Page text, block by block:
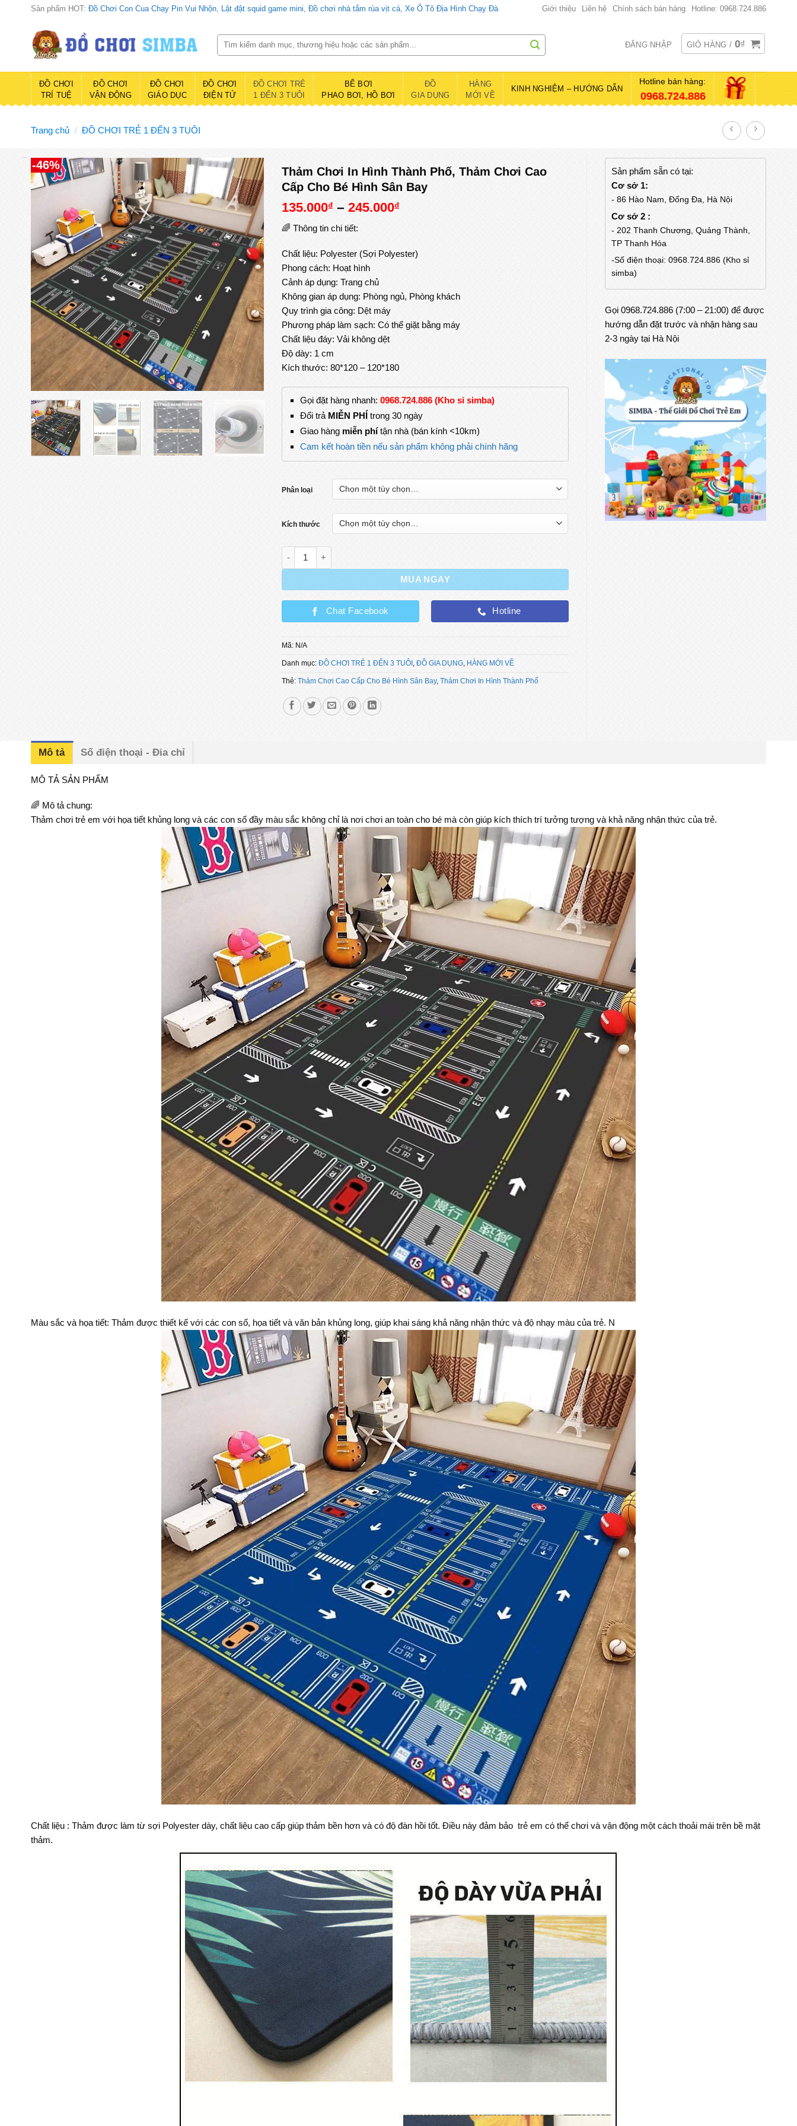
Sản phẩm HOT: Đồ Chơi Con Cua Chạy Pin Vui Nhộn, Lật đật squid game mini, Đồ chơi nhà tắm rùa vịt cá, Xe Ô Tô Địa Hình Chạy Đà Giới thiệu Liên hệ Chính sách bán hàng Hotline: 0968.724.886
Tìm
kiếm:
ĐĂNG NHẬP GIỎ HÀNG / 0₫
ĐỒ CHƠI
TRÍ TUỆ
ĐỒ CHƠI
VẬN ĐỘNG
ĐỒ CHƠI
GIÁO DỤC
ĐỒ CHƠI
ĐIỆN TỬ
ĐỒ CHƠI TRẺ
1 ĐẾN 3 TUÔI
BỂ BƠI
PHAO BƠI, HỒ BƠI
ĐỒ
GIA DỤNG
HÀNG
MỚI VỀ
KINH NGHIỆM – HƯỚNG DẪN
Hotline bán hàng:
0968.724.886
Trang chủ / ĐỒ CHƠI TRẺ 1 ĐẾN 3 TUÔI
-46%
Thảm Chơi In Hình Thành Phố, Thảm Chơi Cao
Cấp Cho Bé Hình Sân Bay
135.000₫ –245.000₫
🌈 Thông tin chi tiết:
Chất liệu: Polyester (Sợi Polyester)
Phong cách: Hoạt hình
Cảnh áp dụng: Trang chủ
Không gian áp dụng: Phòng ngủ, Phòng khách
Quy trình gia công: Dệt máy
Phương pháp làm sạch: Có thể giặt bằng máy
Chất liệu đáy: Vải không dệt
Độ dày: 1 cm
Kích thước: 80*120 – 120*180
Gọi đặt hàng nhanh: 0968.724.886 (Kho sỉ simba)
Đổi trảMIỄN PHÍtrong 30 ngày
Giao hàng miễn phítận nhà (bán kính <10km)
Cam kết hoàn tiền nếu sản phẩm không phải chính hãng
Phân loại
Kích thước
Thảm Chơi In Hình Thành Phố, Thảm Chơi Cao Cấp Cho Bé Hình Sân Bay số lượng
MUA NGAY
Chat Facebook Hotline
Mã: N/A
Danh mục:ĐỒ CHƠI TRẺ 1 ĐẾN 3 TUÔI ,ĐỒ GIA DỤNG, HÀNG MỚI VỀ
Thẻ:Thảm Chơi Cao Cấp Cho Bé Hình Sân Bay,Thảm Chơi In Hình Thành Phố
Sản phẩm sẵn có tại:
Cơ sở 1:
- 86 Hào Nam, Đống Đa, Hà Nội
Cơ sở 2 :
- 202 Thanh Chương, Quảng Thành,
TP Thanh Hóa
-Số điện thoại: 0968.724.886 (Kho sỉ
simba)
Gọi 0968.724.886 (7:00 – 21:00) để được
hướng dẫn đặt trước và nhận hàng sau
2-3 ngày tại Hà Nội
Mô tả Số điện thoại - Đia chỉ
MÔ TẢ SẢN PHẨM
🌈 Mô tả chung:
Thảm chơi trẻ em với họa tiết khủng long và các con số đầy màu sắc không chỉ là nơi chơi an toàn cho bé mà còn giúp kích thích trí tưởng tượng và khả năng nhận thức của trẻ.
Màu sắc và họa tiết: Thảm được thiết kế với các con số, họa tiết và văn bản khủng long, giúp khai sáng khả năng nhận thức và độ nhạy màu của trẻ. N
Chất liệu : Thảm được làm từ sợi Polyester dày, chất liệu cao cấp giúp thảm bền hơn và có độ đàn hồi tốt. Điều này đảm bảo trẻ em có thể chơi và vận động một cách thoải mái trên bề mặt
thảm.